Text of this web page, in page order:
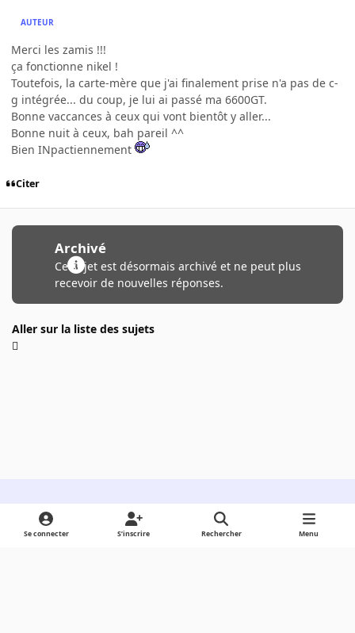
AUTEUR
Merci les zamis !!!
ça fonctionne nikel !
Toutefois, la carte-mère que j'ai finalement prise n'a pas de c-
g intégrée... du coup, je lui ai passé ma 6600GT.
Bonne vaccances à ceux qui vont bientôt y aller...
Bonne nuit à ceux, bah pareil ^^
Bien INpactiennement
Citer
Archivé
Ce sujet est désormais archivé et ne peut plus
recevoir de nouvelles réponses.
Aller sur la liste des sujets
Light ModeDark ModeSystem Preference
Se connecter S’inscrire Rechercher Menu